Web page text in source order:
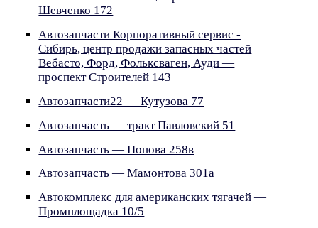
Шевченко 172
Автозапчасти Корпоративный сервис -
Сибирь, центр продажи запасных частей
Вебасто, Форд, Фольксваген, Ауди —
проспект Строителей 143
Автозапчасти22 — Кутузова 77
Автозапчасть — тракт Павловский 51
Автозапчасть — Попова 258в
Автозапчасть — Мамонтова 301а
Автокомплекс для американских тягачей —
Промплощадка 10/5